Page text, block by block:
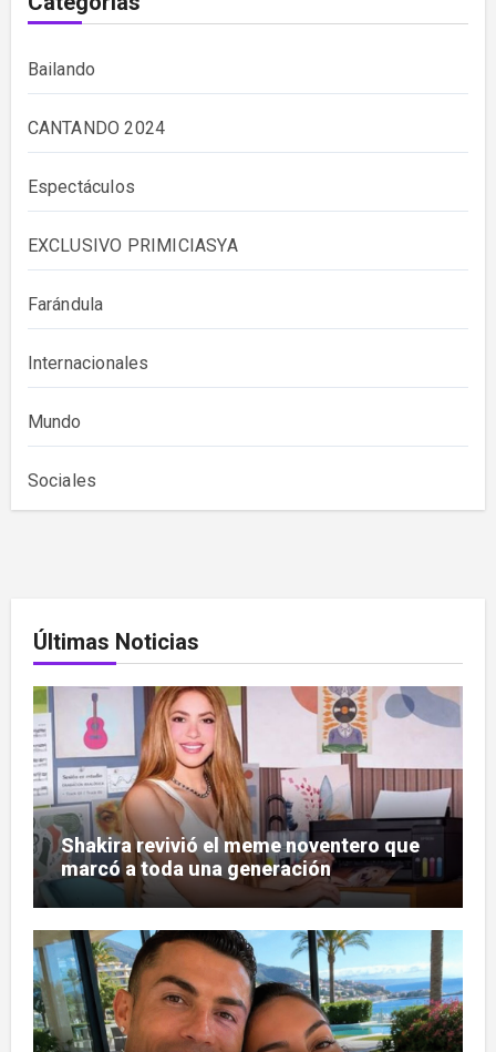
Bailando
CANTANDO 2024
Espectáculos
EXCLUSIVO PRIMICIASYA
Farándula
Internacionales
Mundo
Sociales
Últimas Noticias
Shakira revivió el meme noventero que
marcó a toda una generación